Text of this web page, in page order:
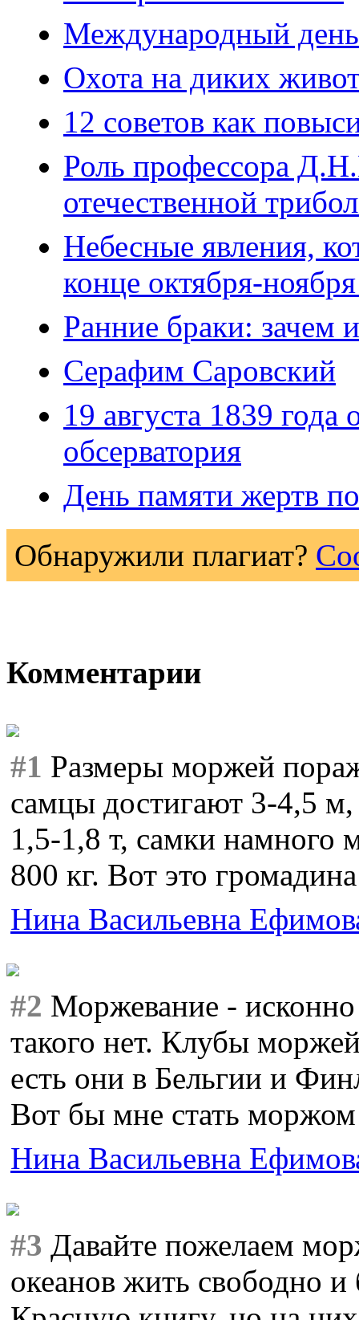
Международный
Охота на диких
12 советов как
Роль профессора
отечественной
Небесные явления,
конце октября-
Ранние браки: зачем
Серафим Саровский
19 августа 1839 года
обсерватория
День памяти жертв
Обнаружили плагиат?
Комментарии
#1 Размеры моржей
самцы достигают 3-4,5
1,5-1,8 т, самки намного
800 кг. Вот это
Нина Васильевна
#2 Моржевание - исконно
такого нет. Клубы
есть они в Бельгии и
Вот бы мне стать
Нина Васильевна
#3 Давайте пожелаем
океанов жить свободно